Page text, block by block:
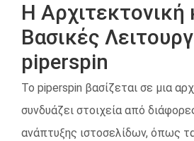
Η Αρχιτεκτονική
Βασικές
piperspin
Το piperspin βασίζεται σε μια
συνδυάζει στοιχεία από
ανάπτυξης ιστοσελίδων, όπως